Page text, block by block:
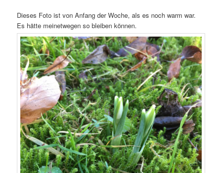
Dieses Foto ist von Anfang der Woche, als es noch warm war.
Es hätte meinetwegen so bleiben können.